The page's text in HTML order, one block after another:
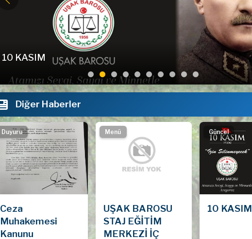
10 KASIM
Diğer Haberler
Duyuru
Ceza
Muhakemesi
Kanunu
Menü
UŞAK BAROSU
STAJ EĞİTİM
MERKEZİ İÇ
Güncel
10 KASIM